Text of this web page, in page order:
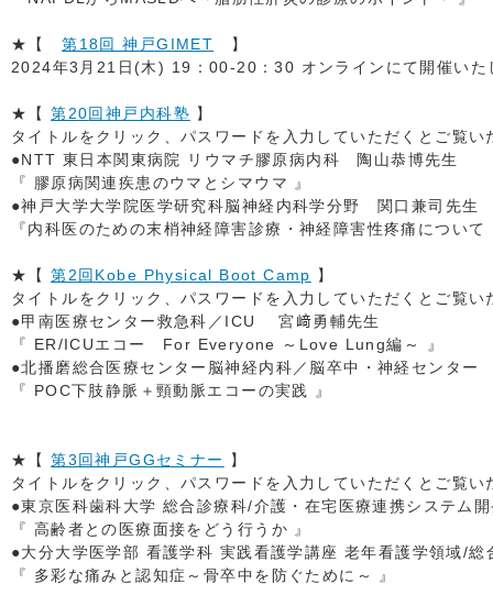
★【第18回 神戸GIMET 】
2024年3月21日(木) 19：00-20：30 オンラインにて開催いた
★【第20回神戸内科塾 】
タイトルをクリック、パスワードを入力していただくとご覧
●NTT 東日本関東病院 リウマチ膠原病内科 陶山恭博先生
『 膠原病関連疾患のウマとシマウマ 』
●神戸大学大学院医学研究科脳神経内科学分野 関口兼司先生
『内科医のための末梢神経障害診療・神経障害性疼痛について
★【第2回Kobe Physical Boot Camp 】
タイトルをクリック、パスワードを入力していただくとご覧
●甲南医療センター救急科／ICU 宮﨑勇輔先生
『 ER/ICUエコー For Everyone ～Love Lung編～ 』
●北播磨総合医療センター脳神経内科／脳卒中・神経センタ
『 POC下肢静脈＋頸動脈エコーの実践 』
★【第3回神戸GGセミナー
】
タイトルをクリック、パスワードを入力していただくとご覧
●東京医科歯科大学 総合診療科/介護・在宅医療連携システ
『 高齢者との医療面接をどう行うか 』
●大分大学医学部 看護学科 実践看護学講座 老年看護学領域/
『 多彩な痛みと認知症～骨卒中を防ぐために～ 』